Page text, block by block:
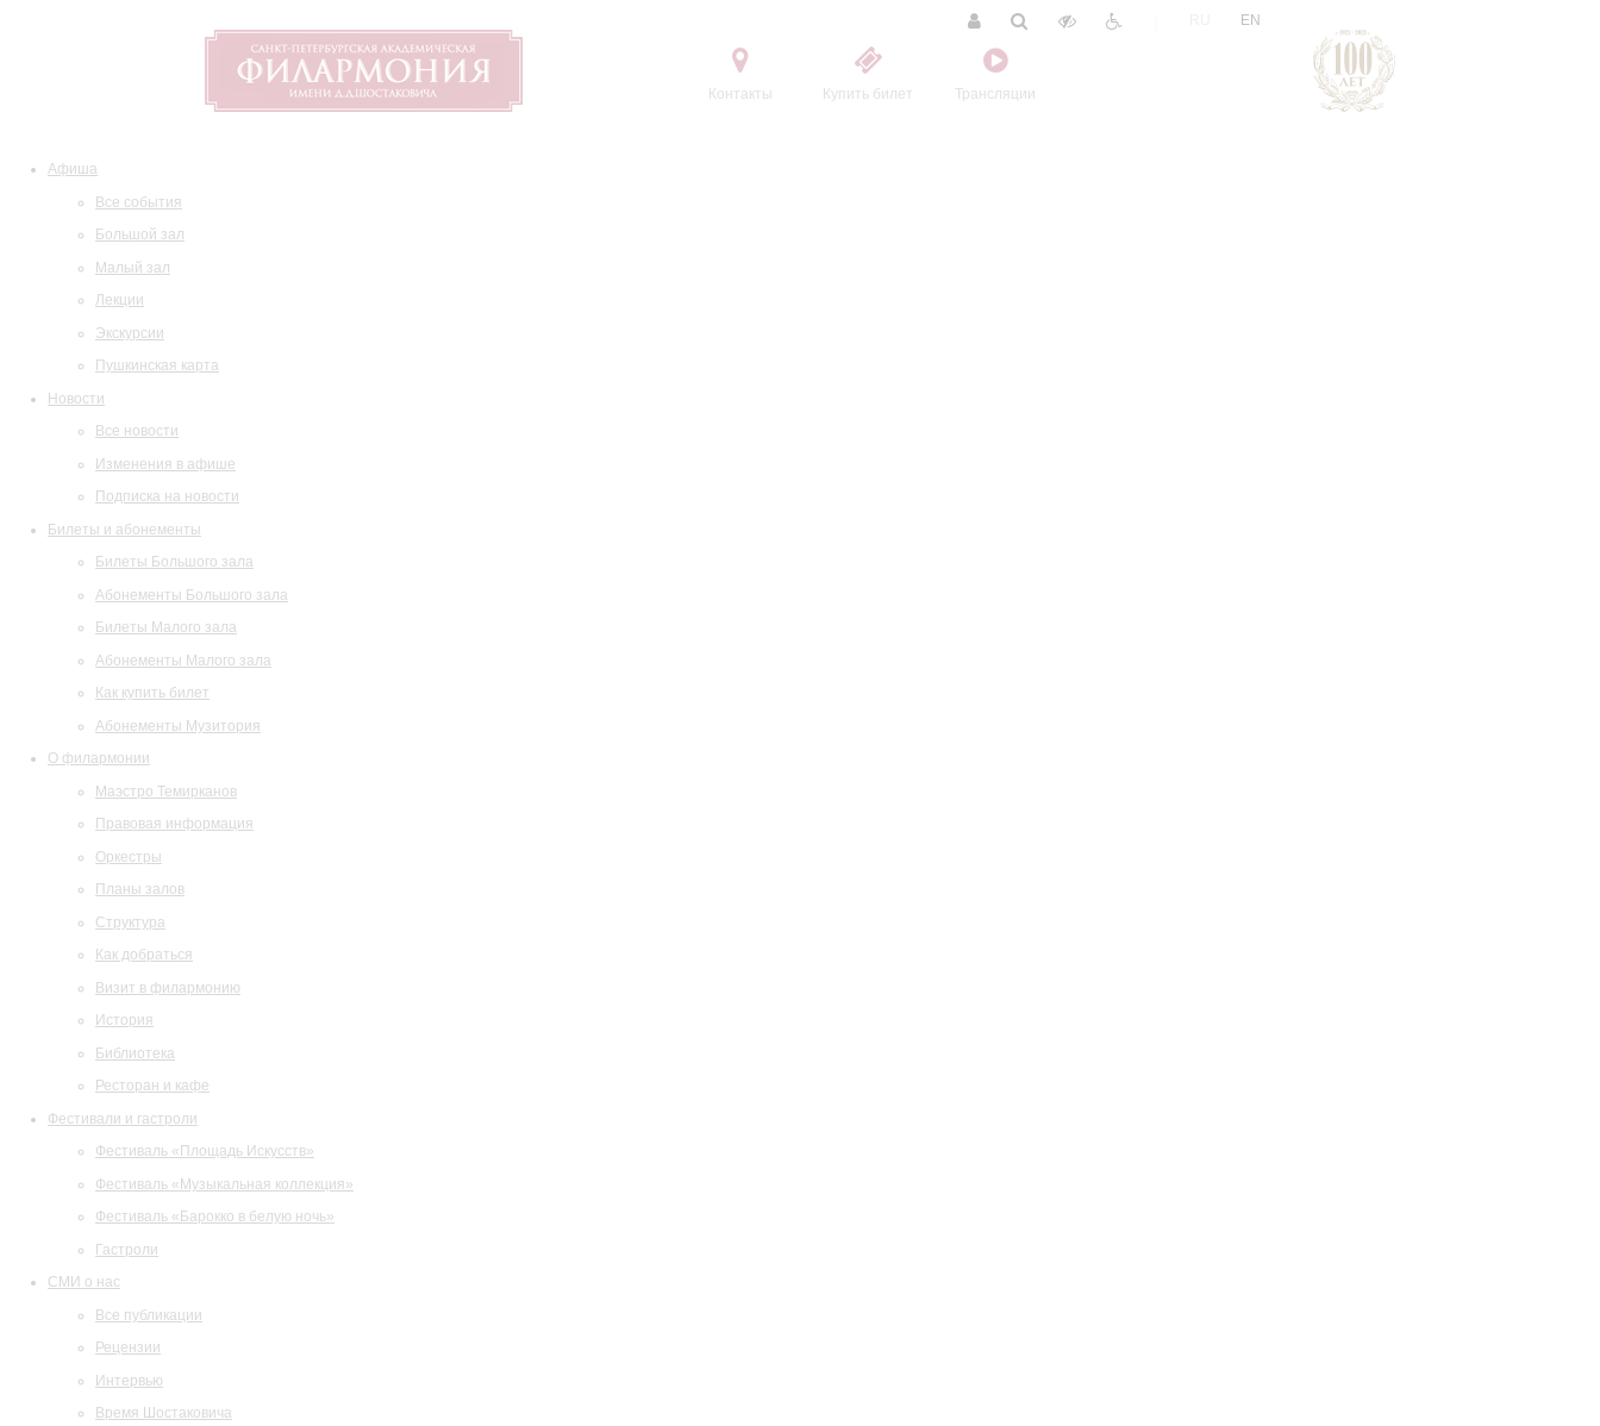
Контакты Купить билет Трансляции
EN
Афиша
Все события
Большой зал
Малый зал
Лекции
Экскурсии
Пушкинская карта
Новости
Все новости
Изменения в афише
Подписка на новости
Билеты и абонементы
Билеты Большого зала
Абонементы Большого зала
Билеты Малого зала
Абонементы Малого зала
Как купить билет
Абонементы Музитория
О филармонии
Маэстро Темирканов
Правовая информация
Оркестры
Планы залов
Структура
Как добраться
Визит в филармонию
История
Библиотека
Ресторан и кафе
Фестивали и гастроли
Фестиваль «Площадь Искусств»
Фестиваль «Музыкальная коллекция»
Фестиваль «Барокко в белую ночь»
Гастроли
СМИ о нас
Все публикации
Рецензии
Интервью
Время Шостаковича